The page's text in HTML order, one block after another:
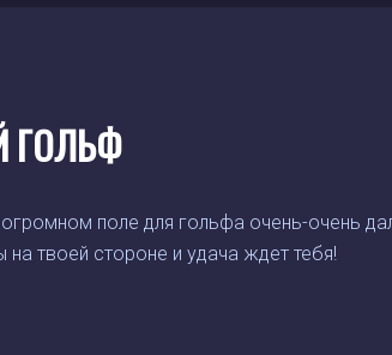
ГОЛЬФ
поле для гольфа очень-очень
твоей стороне и удача ждет тебя!